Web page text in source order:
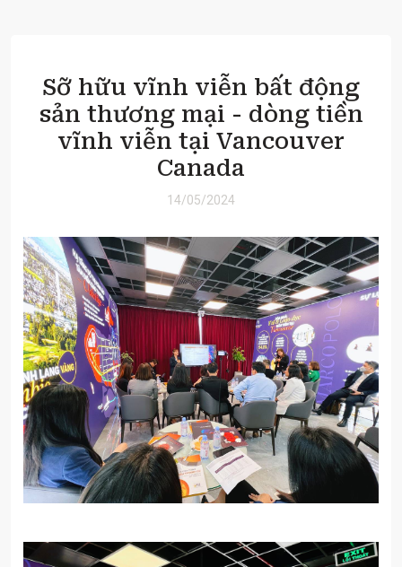
Sỡ hữu vĩnh viễn bất động
sản thương mại - dòng tiền
vĩnh viễn tại Vancouver
Canada
14/05/2024